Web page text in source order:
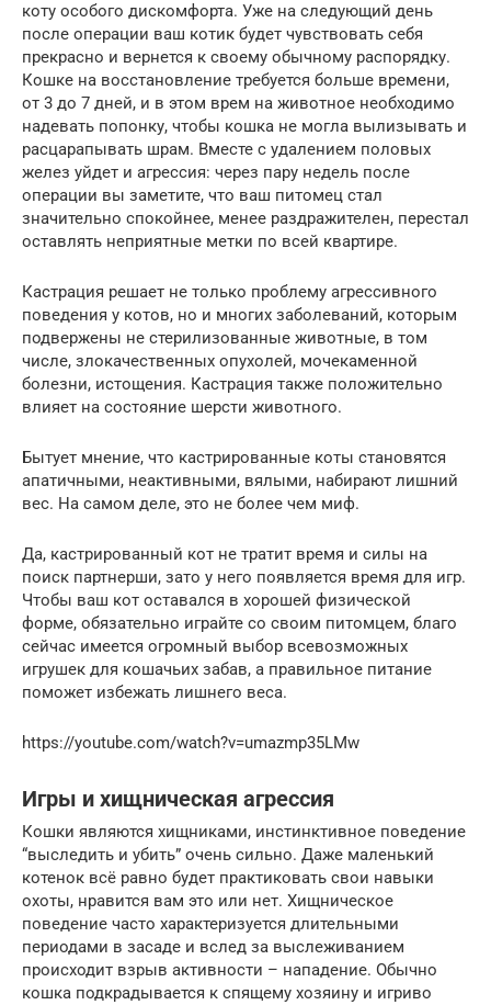
коту особого дискомфорта. Уже на следующий день
после операции ваш котик будет чувствовать себя
прекрасно и вернется к своему обычному распорядку.
Кошке на восстановление требуется больше времени,
от 3 до 7 дней, и в этом врем на животное необходимо
надевать попонку, чтобы кошка не могла вылизывать и
расцарапывать шрам. Вместе с удалением половых
желез уйдет и агрессия: через пару недель после
операции вы заметите, что ваш питомец стал
значительно спокойнее, менее раздражителен, перестал
оставлять неприятные метки по всей квартире.
Кастрация решает не только проблему агрессивного
поведения у котов, но и многих заболеваний, которым
подвержены не стерилизованные животные, в том
числе, злокачественных опухолей, мочекаменной
болезни, истощения. Кастрация также положительно
влияет на состояние шерсти животного.
Бытует мнение, что кастрированные коты становятся
апатичными, неактивными, вялыми, набирают лишний
вес. На самом деле, это не более чем миф.
Да, кастрированный кот не тратит время и силы на
поиск партнерши, зато у него появляется время для игр.
Чтобы ваш кот оставался в хорошей физической
форме, обязательно играйте со своим питомцем, благо
сейчас имеется огромный выбор всевозможных
игрушек для кошачьих забав, а правильное питание
поможет избежать лишнего веса.
https://youtube.com/watch?v=umazmp35LMw
Игры и хищническая агрессия
Кошки являются хищниками, инстинктивное поведение
“выследить и убить” очень сильно. Даже маленький
котенок всё равно будет практиковать свои навыки
охоты, нравится вам это или нет. Хищническое
поведение часто характеризуется длительными
периодами в засаде и вслед за выслеживанием
происходит взрыв активности – нападение. Обычно
кошка подкрадывается к спящему хозяину и игриво